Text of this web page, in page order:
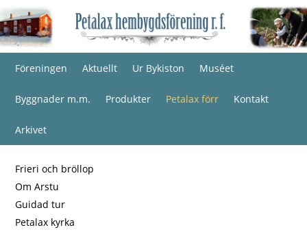
Föreningen Aktuellt Ur Bykiston Muséet
Byggnader m.m. Produkter Petalax förr Kontakt
Arkivet
Frieri och bröllop
Om Arstu
Guidad tur
Petalax kyrka